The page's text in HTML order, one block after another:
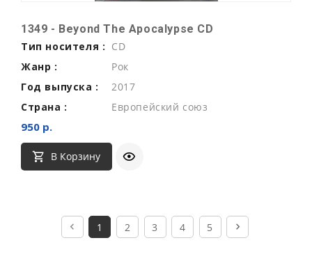
1349 - Beyond The Apocalypse CD
Тип носителя : CD
Жанр :
Рок
Год выпуска :
2017
Страна :
Европейский союз
950 р.
В Корзину
1 2 3 4 5